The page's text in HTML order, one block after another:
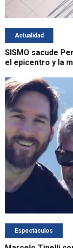
Actualidad
SISMO sacude
el epicentro y la
Espectáculos